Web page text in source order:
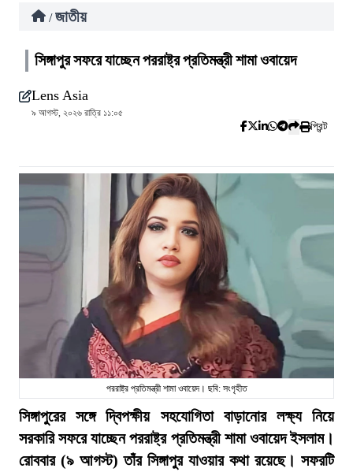
/ জাতীয়
সিঙ্গাপুর সফরে যাচ্ছেন পররাষ্ট্র প্রতিমন্ত্রী শামা ওবায়েদ
Lens Asia
৯ আগস্ট, ২০২৬ রাত্রি ১১:০৫
প্রিন্ট
পররাষ্ট্র প্রতিমন্ত্রী শামা ওবায়েদ। ছবি: সংগৃহীত
সিঙ্গাপুরের সঙ্গে দ্বিপক্ষীয় সহযোগিতা বাড়ানোর লক্ষ্য নিয়ে
সরকারি সফরে যাচ্ছেন পররাষ্ট্র প্রতিমন্ত্রী শামা ওবায়েদ ইসলাম।
রোববার (৯ আগস্ট) তাঁর সিঙ্গাপুর যাওয়ার কথা রয়েছে। সফরটি